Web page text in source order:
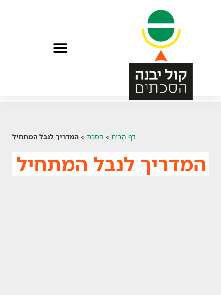
דף הבית » הסכת » המדריך לנבל המתחיל
המדריך לנבל המתחיל